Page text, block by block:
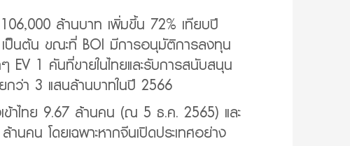
ล้านบาท เพิ่มขึ้น 72% เทียบปี
ป็นต้น ขณะที่ BOI มีการอนุมัติการลงทุน
1 คันที่ขายในไทยและรับการสนับสนุน
กว่า 3 แสนล้านบาทในปี 2566
ข้าไทย 9.67 ล้านคน (ณ 5 ธ.ค. 2565) และ
คน โดยเฉพาะหากจีนเปิดประเทศอย่าง